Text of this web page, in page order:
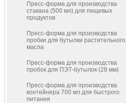
Пресс-форма для производства
стакана (500 мл) для пищевых
продуктов
Пресс-форма для производства
пробки для бутылки растительного
масла
Пресс-форма для производства
пробок для ПЭТ-бутылок (28 мм)
Пресс-форма для производства
контейнера 700 мл для быстрого
питания